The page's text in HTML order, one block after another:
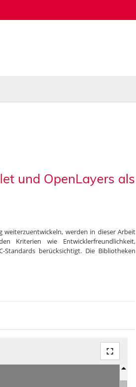
und OpenLayers als
werden in dieser Arbeit
Kriterien wie Entwicklerfreundlichkeit,
berücksichtigt. Die Bibliotheken